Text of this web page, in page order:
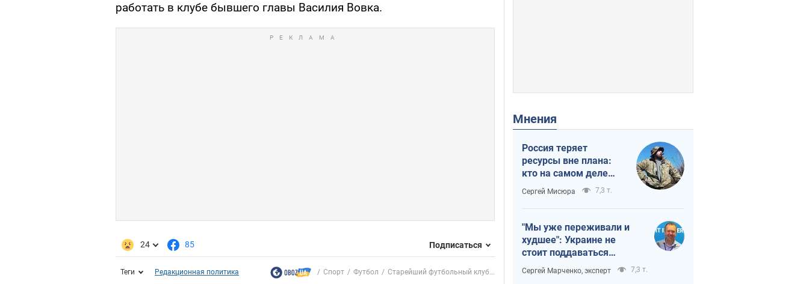
работать в клубе бывшего главы Василия Вовка.
24 85 Подписаться
Теги Редакционная политика Спорт Футбол Старейший футбольный клуб...
Мнения
Россия теряет
ресурсы вне плана:
кто на самом деле
диктует темп войны
Сергей Мисюра 7,3 т.
"Мы уже переживали и
худшее": Украине не
стоит поддаваться
отчаянию из-за
ракетного террора
Сергей Марченко, эксперт 7,3 т.